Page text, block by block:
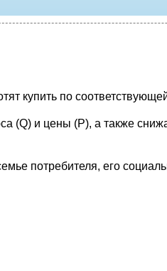
купить по
(Q) и цены (P), а также
потребителя, его